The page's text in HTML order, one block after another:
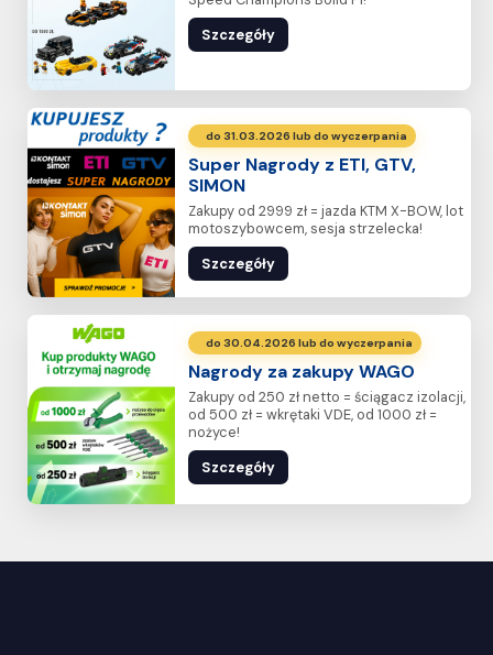
Szczegóły
do 31.03.2026 lub do wyczerpania
Super Nagrody z ETI, GTV,
SIMON
Zakupy od 2999 zł = jazda KTM X-BOW, lot
motoszybowcem, sesja strzelecka!
Szczegóły
do 30.04.2026 lub do wyczerpania
Nagrody za zakupy WAGO
Zakupy od 250 zł netto = ściągacz izolacji,
od 500 zł = wkrętaki VDE, od 1000 zł =
nożyce!
Szczegóły